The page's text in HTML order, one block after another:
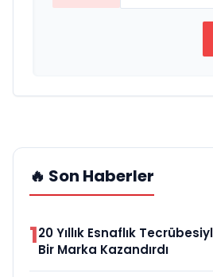
🔥 Son Haberler
120 Yıllık Esnaflık
Bir Marka Kazandırdı